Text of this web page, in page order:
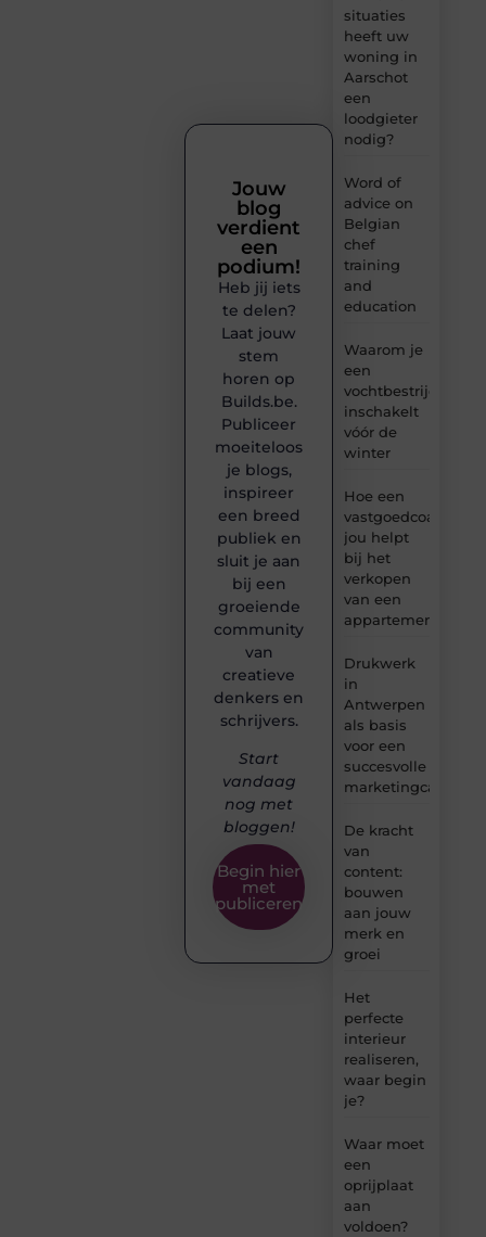
situaties
heeft uw
woning in
Aarschot
een
loodgieter
nodig?
Word of
advice on
Belgian
chef
training
and
education
Waarom je
een
inschakelt
vóór de
winter
Hoe een
vastgoedcoach
jou helpt
bij het
verkopen
van een
appartement
Drukwerk
in
Antwerpen
als basis
voor een
succesvolle
De kracht
van
content:
bouwen
aan jouw
merk en
groei
Het
perfecte
interieur
realiseren,
waar begin
je?
Waar moet
een
oprijplaat
aan
voldoen?
Jouw
blog
verdient
een
podium!
Heb jij iets
te delen?
Laat jouw
stem
horen op
Builds.be.
Publiceer
moeiteloos
je blogs,
inspireer
een breed
publiek en
sluit je aan
bij een
groeiende
community
van
creatieve
denkers en
schrijvers.
Start
vandaag
nog met
bloggen!
Begin hier
met
publiceren